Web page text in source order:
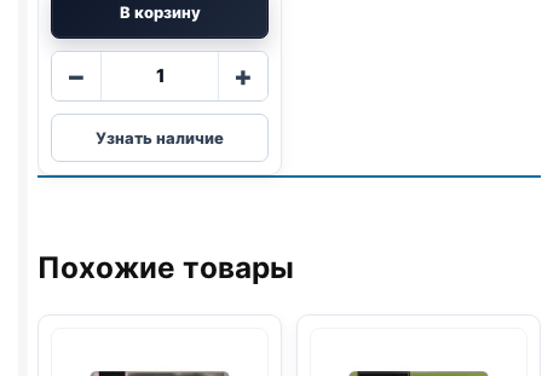
В корзину
−
Количество
Gemon
ж/
б
415г
+
Узнать наличие
Похожие товары